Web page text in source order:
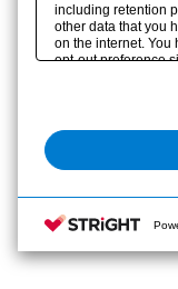
including retention
other data that you
on the internet. You
opt-out preference